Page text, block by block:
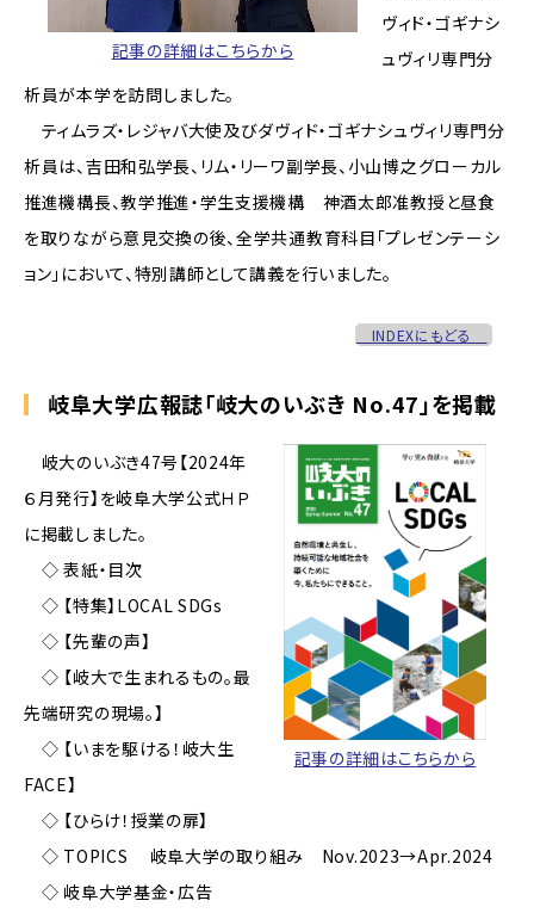
記事の詳細はこちらから
ヴィド・ゴギナシ
ュヴィリ専門分
析員が本学を訪問しました。
ティムラズ・レジャバ大使及びダヴィド・ゴギナシュヴィリ専門分
析員は、吉田和弘学長、リム・リーワ副学長、小山博之グローカル
推進機構長、教学推進・学生支援機構 神酒太郎准教授と昼食
を取りながら意見交換の後、全学共通教育科目「プレゼンテーシ
ョン」において、特別講師として講義を行いました。
INDEXにもどる
岐阜大学広報誌「岐大のいぶき No.47」を掲載
記事の詳細はこちらから
岐大のいぶき47号【2024年
６月発行】を岐阜大学公式ＨＰ
に掲載しました。
◇ 表紙・目次
◇ 【特集】LOCAL SDGs
◇ 【先輩の声】
◇ 【岐大で生まれるもの。最
先端研究の現場。】
◇ 【いまを駆ける！岐大生
FACE】
◇ 【ひらけ！授業の扉】
◇ TOPICS 岐阜大学の取り組み Nov.2023→Apr.2024
◇ 岐阜大学基金・広告